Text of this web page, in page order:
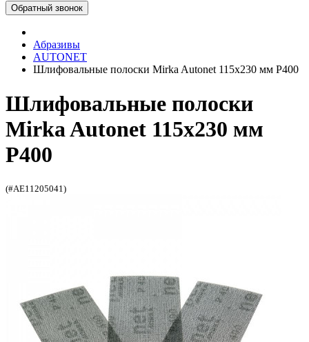
Обратный звонок
Абразивы
AUTONET
Шлифовальные полоски Mirka Autonet 115х230 мм P400
Шлифовальные полоски
Mirka Autonet 115х230 мм
P400
(#AE11205041)